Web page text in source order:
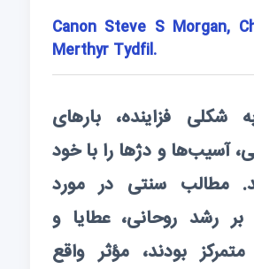
Canon Steve S Morgan,
Merthyr Tydfil.
شکلی فزاینده، بارهای
آسیب‌ها و دژها را با خود
مطالب سنتی در مورد
رشد روحانی، عطایا و
بودند، مؤثر واقع